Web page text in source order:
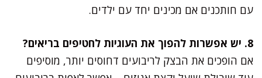
עם חותכנים אם מכינים יחד עם ילדים.
8. יש אפשרות להפוך את העוגיות לחטיפים בריאים?
אם הופכים את הבצק לריבועים דחוסים יותר, מוסיפים